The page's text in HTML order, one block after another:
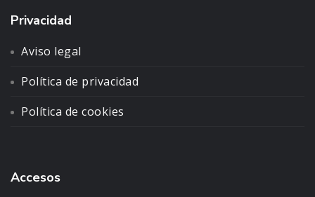
Privacidad
Aviso legal
Política de privacidad
Política de cookies
Accesos